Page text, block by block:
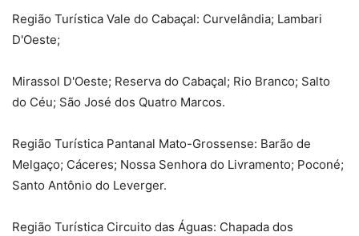
Região Turística Vale do Cabaçal: Curvelândia; Lambari
D'Oeste;
Mirassol D'Oeste; Reserva do Cabaçal; Rio Branco; Salto
do Céu; São José dos Quatro Marcos.
Região Turística Pantanal Mato-Grossense: Barão de
Melgaço; Cáceres; Nossa Senhora do Livramento; Poconé;
Santo Antônio do Leverger.
Região Turística Circuito das Águas: Chapada dos